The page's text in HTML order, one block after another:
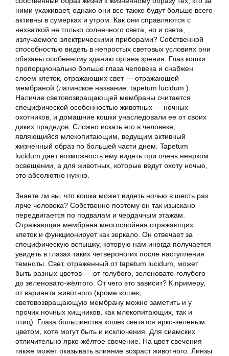
ними ухаживает, однако они все также будут больше всего
активны в сумерках и утром. Как они справляются с
нехваткой не только солнечного света, но и света,
излучаемого электрическими приборами? Собственной
способностью видеть в непростых световых условиях они
обязаны особенному зданию органа зрения. Глаз кошки
пропорционально больше глаза человека и снабжен
слоем клеток, отражающих свет — отражающей
мембраной (латинское название: tapetum lucidum ).
Наличие световозвращающей мембраны считается
специфической особенностью животных — ночных
охотников, и домашние кошки унаследовали ее от своих
диких прадедов. Сложно искать его в человеке,
являющийся млекопитающим, ведущим активный
жизненный образ по большей части днем. Tapetum
lucidum дает возможность ему видеть при очень неярком
освещении, а для животных, которые ведут охоту ночью,
это абсолютно нужно.
Знаете ли вы, что кошка может видеть ночью в шесть раз
ярче человека? Собственно поэтому он так изыскано
передвигается по подвалам и чердачным этажам.
Отражающая мембрана многослойная отражающих
клеток и функционирует как зеркало. Он отвечает за
специфическую вспышку, которую нам иногда получается
увидеть в глазах таких четвероногих после наступления
темноты. Свет, отраженный от tapetum lucidum, может
быть разных цветов — от голубого, зеленовато-голубого
до зеленовато-жёлтого. От чего это зависит? К примеру,
от варианта животного (кроме кошек,
световозвращающую мембрану можно заметить и у
прочих ночных хищников, как млекопитающих, так и
птиц). Глаза большинства кошек светятся ярко-зеленым
цветом, хотя могут быть и исключения. Для сиамских
отличительно ярко-жёлтое свечение. На цвет свечения
также может оказывать влияние возраст животного. Линзы